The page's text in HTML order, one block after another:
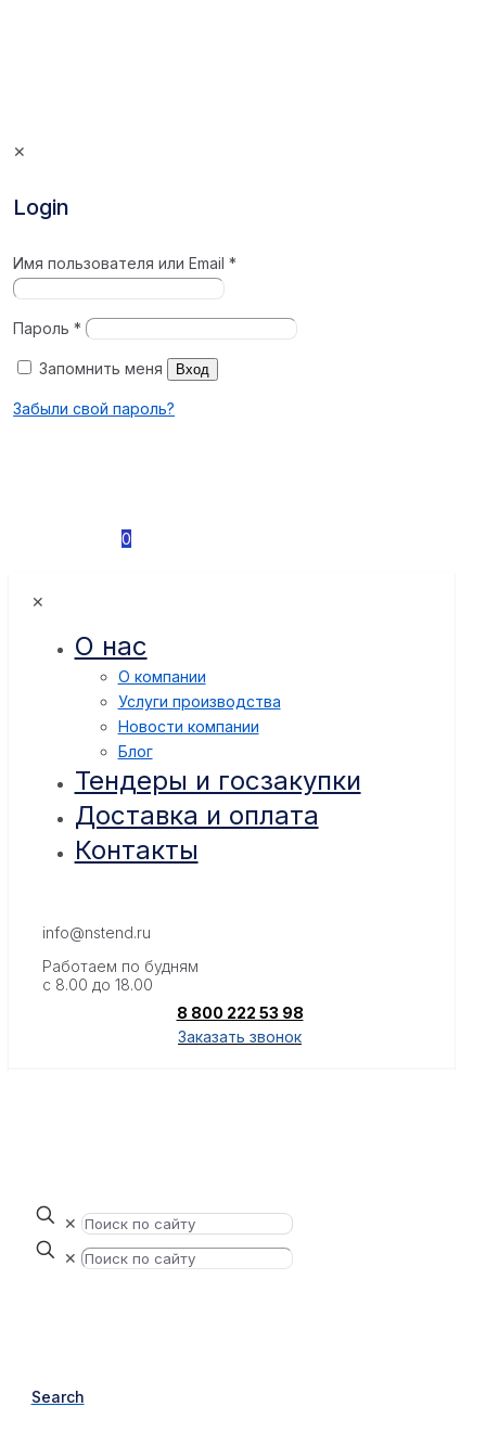
✕
Login
Имя пользователя или Email*
Пароль*
Запомнить меня Вход
Забыли свой пароль?
0
✕
О нас
О компании
Услуги производства
Новости компании
Блог
Тендеры и госзакупки
Доставка и оплата
Контакты
info@nstend.ru
Работаем по будням
с 8.00 до 18.00
8 800 222 53 98
Заказать звонок
✕
✕
Search